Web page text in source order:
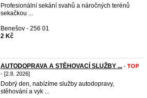
Profesionální sekání svahů a náročných terénů
sekačkou ...
Benešov - 256 01
2 Kč
AUTODOPRAVA A STĚHOVACÍ SLUŽBY ... - TOP
- [2.8. 2026]
Dobrý den, nabízíme služby autodopravy,
stěhování a vyk ...